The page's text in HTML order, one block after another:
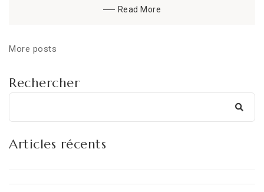
Read More
More posts
Rechercher
Articles récents